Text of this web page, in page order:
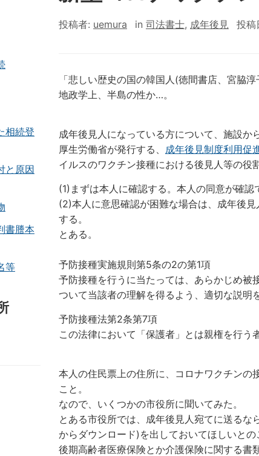
相続登
と原因
書謄本
等
投稿者: uemura in 司法書士, 成年後見 投稿
「悲しい歴史の国の韓国人(徳間書店、宮脇淳
地政学上、半島の性か…。
成年後見人になっている方について、施設か
厚生労働省が発行する、 成年後見制度利用促
イルスのワクチン接種における後見人等の
(1)まずは本人に確認する。本人の同意が確認
(2)本人に意思確認が困難な場合は、成年後
する。
とある。
予防接種実施規則第5条の2の第1項
予防接種を行うに当たっては、あらかじめ被
ついて当該者の理解を得るよう、適切な説明
予防接種法第2条第7項
この法律において「保護者」とは親権を行う
本人の住民票上の住所に、コロナワクチンの
こと。
なので、いくつかの市役所に聞いてみた。
とある市役所では、成年後見人宛てに送るな
からダウンロード)を出しておいてほしいとの
後期高齢者医療保険とか介護保険に関する書